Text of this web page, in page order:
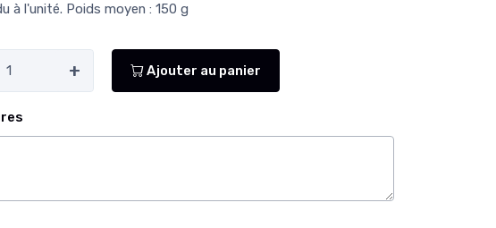
à l'unité. Poids moyen : 150 g
+ Ajouter au panier